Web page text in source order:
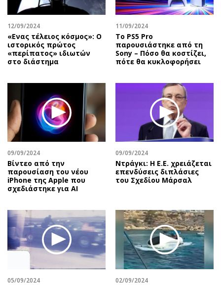
Κόσμος
Παράξενα
Πολιτισμός
Σινεμά
Θέατρο-Χορός
Μουσική
Βιβλίο
Χειρόγραφα
Έξοδος
Media
Εκπομπές
Wine routes
Podcasts
Uncut
Προσωπικότητες στην ''Κ''
Επιστολές
12/09/2024
«Ενας τέλειος κόσμος»: Ο
ιστορικός πρώτος
«περίπατος» ιδιωτών
στο διάστημα
11/09/2024
Το PS5 Pro
παρουσιάστηκε από τη
Sony – Πόσο θα κοστίζει,
πότε θα κυκλοφορήσει
09/09/2024
Bίντεο από την
παρουσίαση του νέου
iPhone της Apple που
σχεδιάστηκε για AI
09/09/2024
Ντράγκι: Η Ε.Ε. χρειάζεται
επενδύσεις διπλάσιες
του Σχεδίου Μάρσαλ
05/09/2024 02/09/2024